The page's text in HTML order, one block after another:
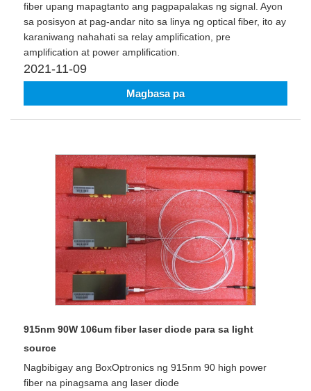
fiber upang mapagtanto ang pagpapalakas ng signal. Ayon
sa posisyon at pag-andar nito sa linya ng optical fiber, ito ay
karaniwang nahahati sa relay amplification, pre
amplification at power amplification.
2021-11-09
Magbasa pa
915nm 90W 106um fiber laser diode para sa light
source
Nagbibigay ang BoxOptronics ng 915nm 90 high power
fiber na pinagsama ang laser diode